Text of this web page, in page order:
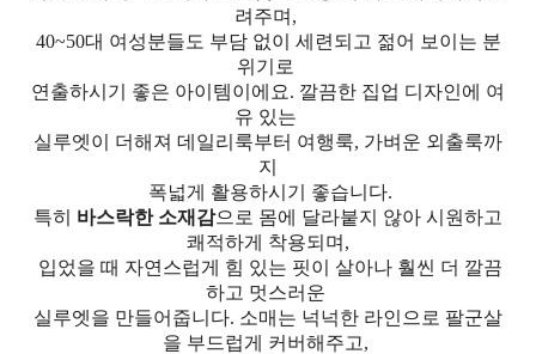
려주며,
40~50대 여성분들도 부담 없이 세련되고 젊어 보이는 분
위기로
연출하시기 좋은 아이템이에요. 깔끔한 집업 디자인에 여
유 있는
실루엣이 더해져 데일리룩부터 여행룩, 가벼운 외출룩까
지
폭넓게 활용하시기 좋습니다.
특히 바스락한 소재감으로 몸에 달라붙지 않아 시원하고
쾌적하게 착용되며,
입었을 때 자연스럽게 힘 있는 핏이 살아나 훨씬 더 깔끔
하고 멋스러운
실루엣을 만들어줍니다. 소매는 넉넉한 라인으로 팔군살
을 부드럽게 커버해주고,